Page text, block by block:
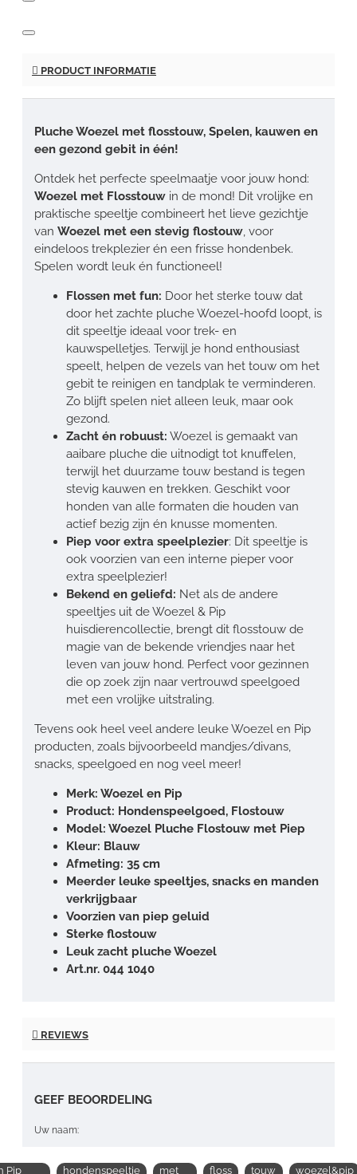
PRODUCT INFORMATIE
Pluche Woezel met flosstouw, Spelen, kauwen en
een gezond gebit in één!
Ontdek het perfecte speelmaatje voor jouw hond:
Woezel met Flosstouw in de mond! Dit vrolijke en
praktische speeltje combineert het lieve gezichtje
van Woezel met een stevig flostouw, voor
eindeloos trekplezier én een frisse hondenbek.
Spelen wordt leuk én functioneel!
Flossen met fun: Door het sterke touw dat
door het zachte pluche Woezel-hoofd loopt, is
dit speeltje ideaal voor trek- en
kauwspelletjes. Terwijl je hond enthousiast
speelt, helpen de vezels van het touw om het
gebit te reinigen en tandplak te verminderen.
Zo blijft spelen niet alleen leuk, maar ook
gezond.
Zacht én robuust: Woezel is gemaakt van
aaibare pluche die uitnodigt tot knuffelen,
terwijl het duurzame touw bestand is tegen
stevig kauwen en trekken. Geschikt voor
honden van alle formaten die houden van
actief bezig zijn én knusse momenten.
Piep voor extra speelplezier: Dit speeltje is
ook voorzien van een interne pieper voor
extra speelplezier!
Bekend en geliefd: Net als de andere
speeltjes uit de Woezel & Pip
huisdierencollectie, brengt dit flosstouw de
magie van de bekende vriendjes naar het
leven van jouw hond. Perfect voor gezinnen
die op zoek zijn naar vertrouwd speelgoed
met een vrolijke uitstraling.
Tevens ook heel veel andere leuke Woezel en Pip
producten, zoals bijvoorbeeld mandjes/divans,
snacks, speelgoed en nog veel meer!
Merk: Woezel en Pip
Product: Hondenspeelgoed, Flostouw
Model: Woezel Pluche Flostouw met Piep
Kleur: Blauw
Afmeting: 35 cm
Meerder leuke speeltjes, snacks en manden
verkrijgbaar
Voorzien van piep geluid
Sterke flostouw
Leuk zacht pluche Woezel
Art.nr. 044 1040
REVIEWS
GEEF BEOORDELING
Uw naam:
Pip hondenspeeltje met floss touw woezel&pip